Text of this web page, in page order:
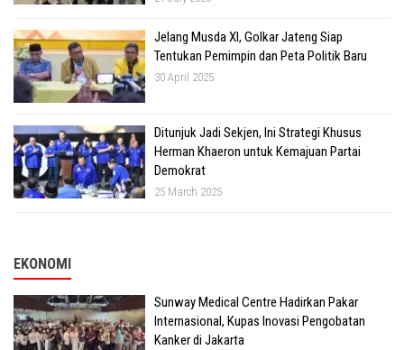
Jelang Musda XI, Golkar Jateng Siap
Tentukan Pemimpin dan Peta Politik Baru
30 April 2025
Ditunjuk Jadi Sekjen, Ini Strategi Khusus
Herman Khaeron untuk Kemajuan Partai
Demokrat
25 March 2025
EKONOMI
Sunway Medical Centre Hadirkan Pakar
Internasional, Kupas Inovasi Pengobatan
Kanker di Jakarta